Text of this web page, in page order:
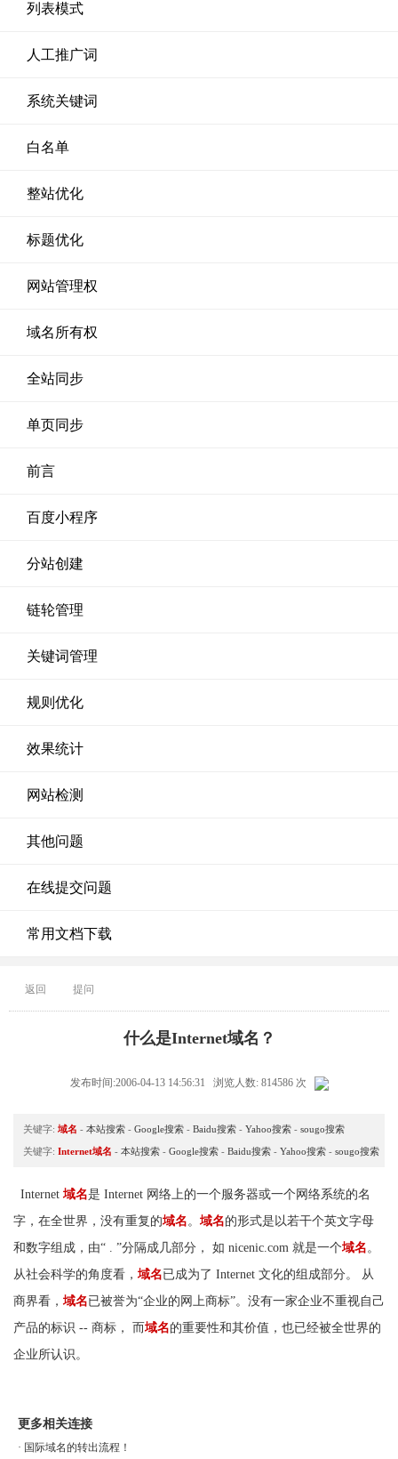
列表模式
人工推广词
系统关键词
白名单
整站优化
标题优化
网站管理权
域名所有权
全站同步
单页同步
前言
百度小程序
分站创建
链轮管理
关键词管理
规则优化
效果统计
网站检测
其他问题
在线提交问题
常用文档下载
返回 提问
什么是Internet域名？
发布时间:2006-04-13 14:56:31 浏览人数: 814586 次
关键字: 域名 - 本站搜索 - Google搜索 - Baidu搜索 - Yahoo搜索 - sougo搜索
关键字: Internet域名 - 本站搜索 - Google搜索 - Baidu搜索 - Yahoo搜索 - sougo搜索
Internet 域名是 Internet 网络上的一个服务器或一个网络系统的名
字，在全世界，没有重复的域名。 域名的形式是以若干个英文字母
和数字组成，由“ . ”分隔成几部分， 如 nicenic.com 就是一个域名。
从社会科学的角度看， 域名已成为了 Internet 文化的组成部分。 从
商界看， 域名已被誉为“企业的网上商标”。没有一家企业不重视自己
产品的标识 -- 商标， 而域名的重要性和其价值，也已经被全世界的
企业所认识。
更多相关连接
· 国际域名的转出流程！